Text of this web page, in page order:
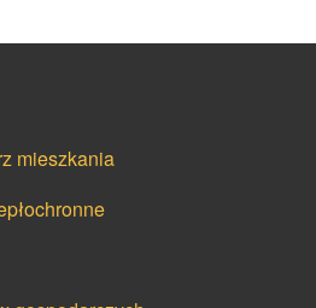
mieszkania